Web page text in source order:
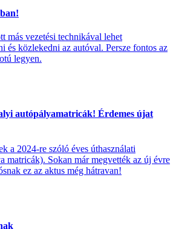
más vezetési technikával lehet
és közlekedni az autóval. Persze fontos az
legyen.
autópályamatricák! Érdemes újat
a 2024-re szóló éves úthasználati
matricák). Sokan már megvették az új évre
ez az aktus még hátravan!